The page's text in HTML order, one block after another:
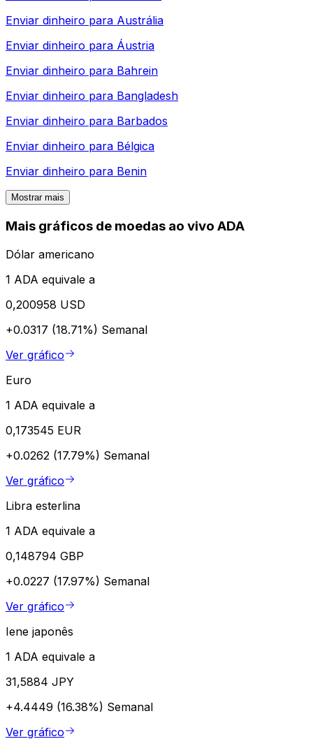
Enviar dinheiro para Austrália
Enviar dinheiro para Áustria
Enviar dinheiro para Bahrein
Enviar dinheiro para Bangladesh
Enviar dinheiro para Barbados
Enviar dinheiro para Bélgica
Enviar dinheiro para Benin
Mostrar mais
Mais gráficos de moedas ao vivo ADA
Dólar americano
1 ADA equivale a
0,200958 USD
+0.0317 (18.71%) Semanal
Ver gráfico
Euro
1 ADA equivale a
0,173545 EUR
+0.0262 (17.79%) Semanal
Ver gráfico
Libra esterlina
1 ADA equivale a
0,148794 GBP
+0.0227 (17.97%) Semanal
Ver gráfico
Iene japonês
1 ADA equivale a
31,5884 JPY
+4.4449 (16.38%) Semanal
Ver gráfico